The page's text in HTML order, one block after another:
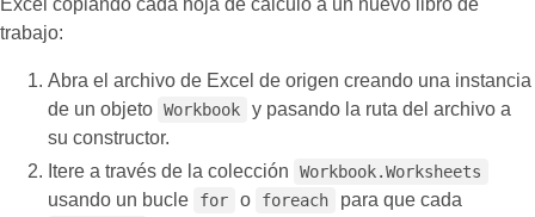
Excel copiando cada hoja de cálculo a un nuevo libro de
trabajo:
Abra el archivo de Excel de origen creando una instancia
de un objeto Workbook
y pasando la ruta del archivo a
su constructor.
Itere a través de la colección
Workbook.Worksheets
usando un bucle for o foreach para que cada